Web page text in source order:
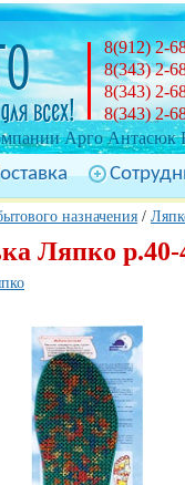
Арго Антасюк
8(912) 2-
8(343) 2-
8(343) 2-
8(343) 2-
назначения /
Ляпко р.40-